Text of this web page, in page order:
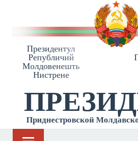
Президентул
Републичий
Молдовенешть
Нистрене
Приднестровской